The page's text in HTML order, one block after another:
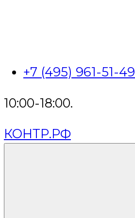
+7 (495) 961-51-49
10:00-18:00.
КОНТР.РФ